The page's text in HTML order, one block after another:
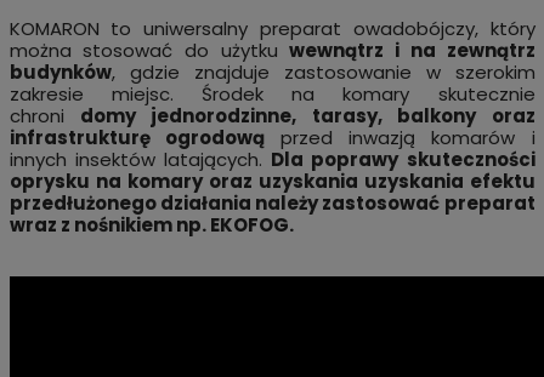
KOMARON to uniwersalny preparat owadobójczy, który
można stosować do użytkuwewnątrz i na zewnątrz
budynków, gdzie znajduje zastosowanie w szerokim
zakresie miejsc. Środek na komary skutecznie
chroni domy jednorodzinne, tarasy, balkony oraz
infrastrukturę ogrodowąprzed inwazją komarów i
innych insektów latających. Dla poprawy skuteczności
oprysku na komary oraz uzyskania uzyskania efektu
przedłużonego działania należy zastosować preparat
wraz z nośnikiem np.EKOFOG.